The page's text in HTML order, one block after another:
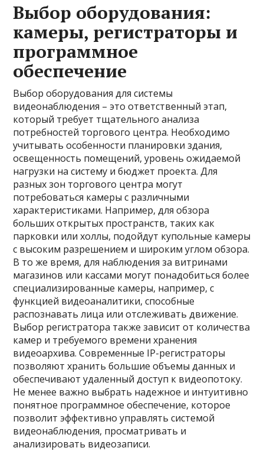
Выбор оборудования:
камеры, регистраторы и
программное
обеспечение
Выбор оборудования для системы
видеонаблюдения – это ответственный этап,
который требует тщательного анализа
потребностей торгового центра. Необходимо
учитывать особенности планировки здания,
освещенность помещений, уровень ожидаемой
нагрузки на систему и бюджет проекта. Для
разных зон торгового центра могут
потребоваться камеры с различными
характеристиками. Например, для обзора
больших открытых пространств, таких как
парковки или холлы, подойдут купольные камеры
с высоким разрешением и широким углом обзора.
В то же время, для наблюдения за витринами
магазинов или кассами могут понадобиться более
специализированные камеры, например, с
функцией видеоаналитики, способные
распознавать лица или отслеживать движение.
Выбор регистратора также зависит от количества
камер и требуемого времени хранения
видеоархива. Современные IP-регистраторы
позволяют хранить большие объемы данных и
обеспечивают удаленный доступ к видеопотоку.
Не менее важно выбрать надежное и интуитивно
понятное программное обеспечение, которое
позволит эффективно управлять системой
видеонаблюдения, просматривать и
анализировать видеозаписи.